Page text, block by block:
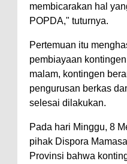
membicarakan hal
POPDA," tuturnya.
Pertemuan itu
pembiayaan
malam, kontingen
pengurusan berkas
selesai dilakukan.
Pada hari Minggu, 8
pihak Dispora
Provinsi bahwa